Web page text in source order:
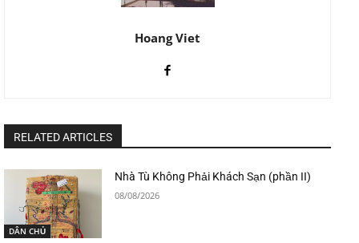
Hoang Viet
RELATED ARTICLES
DÂN CHỦ
Nhà Tù Không Phải Khách Sạn (phần II)
08/08/2026